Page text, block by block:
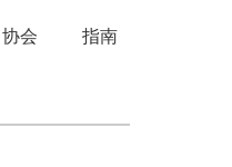
协会 指南